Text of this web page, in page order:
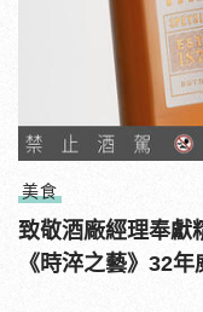
美食
致敬酒廠經理奉
《時淬之藝》32